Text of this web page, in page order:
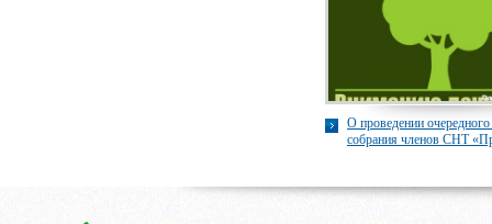
О проведении
собрания членов СНТ